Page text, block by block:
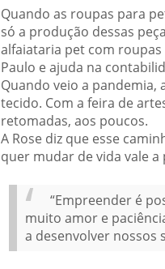
Quando as roupas para
só a produção dessas
alfaiataria pet com
Paulo e ajuda na
Quando veio a pandemia,
tecido. Com a feira de
retomadas, aos poucos.
A Rose diz que esse
quer mudar de vida vale
“Empreender é
muito amor e
a desenvolver nossos